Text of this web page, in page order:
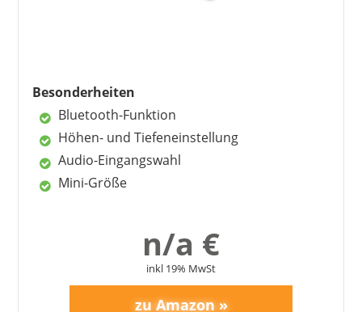
Besonderheiten
Bluetooth-Funktion
Höhen- und Tiefeneinstellung
Audio-Eingangswahl
Mini-Größe
n/a €
inkl 19% MwSt